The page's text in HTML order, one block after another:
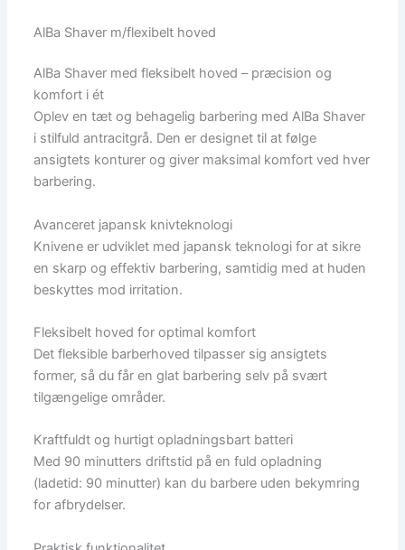
AlBa Shaver m/flexibelt hoved
AlBa Shaver med fleksibelt hoved – præcision og
komfort i ét
Oplev en tæt og behagelig barbering med AlBa Shaver
i stilfuld antracitgrå. Den er designet til at følge
ansigtets konturer og giver maksimal komfort ved hver
barbering.
Avanceret japansk knivteknologi
Knivene er udviklet med japansk teknologi for at sikre
en skarp og effektiv barbering, samtidig med at huden
beskyttes mod irritation.
Fleksibelt hoved for optimal komfort
Det fleksible barberhoved tilpasser sig ansigtets
former, så du får en glat barbering selv på svært
tilgængelige områder.
Kraftfuldt og hurtigt opladningsbart batteri
Med 90 minutters driftstid på en fuld opladning
(ladetid: 90 minutter) kan du barbere uden bekymring
for afbrydelser.